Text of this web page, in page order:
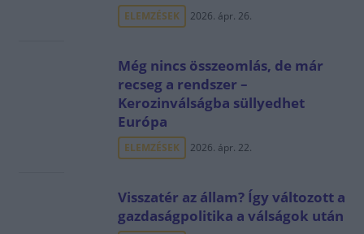
ELEMZÉSEK 2026. ápr. 26.
Még nincs összeomlás, de már
recseg a rendszer –
Kerozinválságba süllyedhet
Európa
ELEMZÉSEK 2026. ápr. 22.
Visszatér az állam? Így változott a
gazdaságpolitika a válságok után